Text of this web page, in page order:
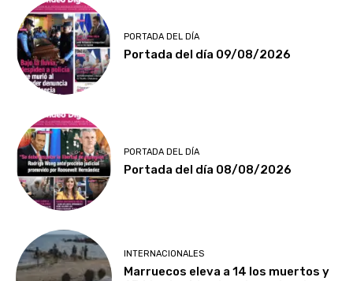
PORTADA DEL DÍA
Portada del día 09/08/2026
PORTADA DEL DÍA
Portada del día 08/08/2026
INTERNACIONALES
Marruecos eleva a 14 los muertos y